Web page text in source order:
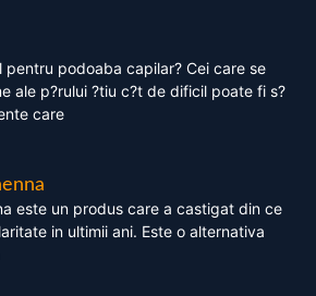
pentru podoaba capilar? Cei care se
ale p?rului ?tiu c?t de dificil poate fi s?
care
este un produs care a castigat din ce
in ultimii ani. Este o alternativa